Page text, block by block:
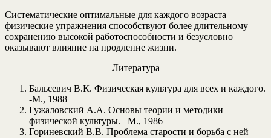
Систематические оптимальные для каждого возраста
физические упражнения способствуют более длительному
сохранению высокой работоспособности и безусловно
оказывают влияние на продление жизни.
Литература
Бальсевич В.К. Физическая культура для всех и каждого.
-М., 1988
Гужаловский А.А. Основы теории и методики
физической культуры. –М., 1986
Гориневский В.В. Проблема старости и борьба с ней